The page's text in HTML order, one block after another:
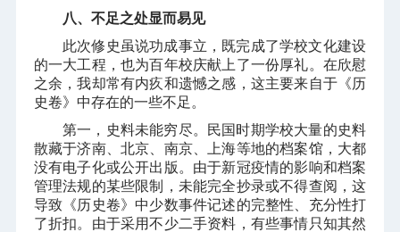
八、不足之处显而易见
此次修史虽说功成事立，既完成了学校文化建设
的一大工程，也为百年校庆献上了一份厚礼。在欣慰
之余，我却常有内疚和遗憾之感，这主要来自于《历
史卷》中存在的一些不足。
第一，史料未能穷尽。民国时期学校大量的史料
散藏于济南、北京、南京、上海等地的档案馆，大都
没有电子化或公开出版。由于新冠疫情的影响和档案
管理法规的某些限制，未能完全抄录或不得查阅，这
导致《历史卷》中少数事件记述的完整性、充分性打
了折扣。由于采用不少二手资料，有些事情只知其然